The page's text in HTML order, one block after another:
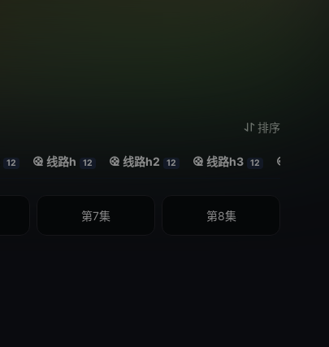
排序
12 线路h 12 线路h2 12 线路h3 12
第7集 第8集